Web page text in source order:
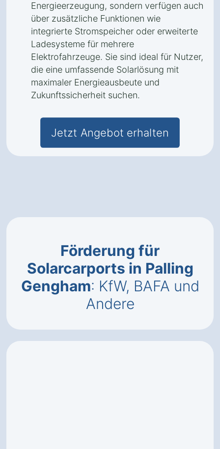
Energieerzeugung, sondern verfügen auch
über zusätzliche Funktionen wie
integrierte Stromspeicher oder erweiterte
Ladesysteme für mehrere
Elektrofahrzeuge. Sie sind ideal für Nutzer,
die eine umfassende Solarlösung mit
maximaler Energieausbeute und
Zukunftssicherheit suchen.
Jetzt Angebot erhalten
Förderung für
Solarcarports in Palling
Gengham: KfW, BAFA und
Andere